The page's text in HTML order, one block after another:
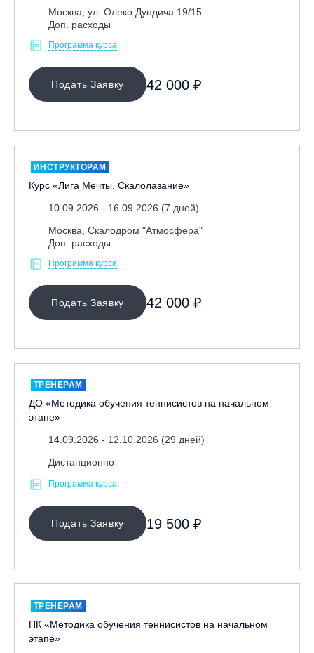
Москва, ул. Олеко Дундича 19/15
Доп. расходы
Программа курса
Подать Заявку 42 000 ₽
ИНСТРУКТОРАМ
Курс «Лига Мечты. Скалолазание»
10.09.2026 - 16.09.2026 (7 дней)
Москва, Скалодром "Атмосфера"
Доп. расходы
Программа курса
Подать Заявку 42 000 ₽
ТРЕНЕРАМ
ДО «Методика обучения теннисистов на начальном
этапе»
14.09.2026 - 12.10.2026 (29 дней)
Дистанционно
Программа курса
Подать Заявку 19 500 ₽
ТРЕНЕРАМ
ПК «Методика обучения теннисистов на начальном
этапе»